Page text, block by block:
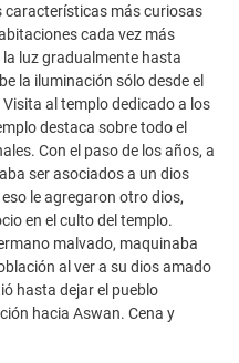
características más curiosas
cada vez más
luz gradualmente hasta
la iluminación sólo desde el
al templo dedicado a los
destaca sobre todo el
Con el paso de los años, a
ser asociados a un dios
le agregaron otro dios,
en el culto del templo.
malvado, maquinaba
al ver a su dios amado
hasta dejar el pueblo
hacia Aswan. Cena y